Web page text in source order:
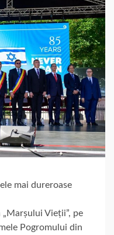
mai dureroase
Vieții”, pe
Pogromului din